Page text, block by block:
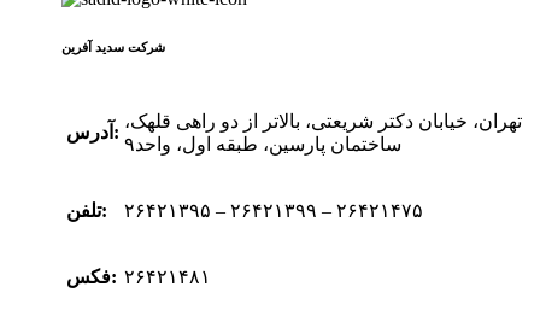
شرکت سدید‌ آفرین
آدرس:
تهران، خیابان دکتر شریعتی، بالاتر از دو راهی قلهک،
ساختمان پارسین، طبقه اول، واحد۹
تلفن: ۲۶۴۲۱۳۹۵ – ۲۶۴۲۱۳۹۹ – ۲۶۴۲۱۴۷۵
فکس: ۲۶۴۲۱۴۸۱